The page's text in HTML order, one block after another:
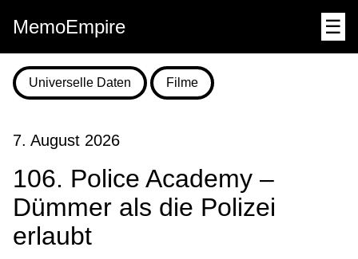
MemoEmpire ☰
Universelle Daten Filme
7. August 2026
106. Police Academy –
Dümmer als die Polizei
erlaubt